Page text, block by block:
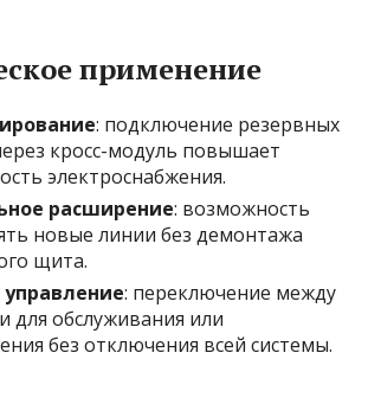
применение
: подключение резервных
кросс-модуль повышает
электроснабжения.
расширение: возможность
новые линии без демонтажа
щита.
управление: переключение между
для обслуживания или
без отключения всей системы.